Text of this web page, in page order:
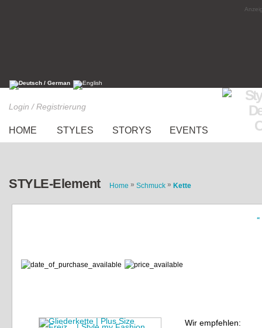
Login / Registrierung
HOME STYLES STORYS EVENTS
STYLE-Element Home » Schmuck » Kette
«
Wir empfehlen: